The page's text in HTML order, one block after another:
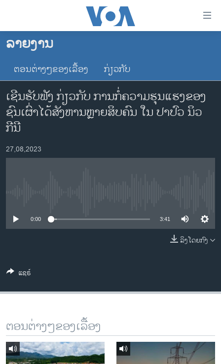
ເຂົ້າ
ຂ້າມ
ຂ້າມ
ໄປ
ຫາ
ຊອກ
ໂຮມເພຈ
ລາວ
ອາເມຣິກາ
ການເລືອກຕັ້ງ ປະທານາທີບໍດີ ສະຫະລັດ 2024
ຂ່າວ​ຈີນ
ເອເຊຍ
ວິທະຍາສາດ-ເທັກໂນໂລຈີ
ພາສາອັງກິດ
ລາຍການກະຈາຍສຽງ
ລາຍງານ
ຕິດຕາມພວກເຮົາ ທີ່
ລາຍງານ
ຕອນຕ່າງໆຂອງເລື້ອງ ກ່ຽວກັບ
ເຊີນຮັບຟັງ ກ່ຽວກັບ ການກໍ່ຄວາມຮຸນແຮງຂອງ
ຊົນເຜົ່າໄດ້ສັງຫານຫຼາຍສິບຄົນ ໃນ ປາປົວ ນິວ
ກີນີ
27,08,2023
0:00 3:41
ລິງໂດຍກົງ
ແຊຣ໌
ຕອນຕ່າງໆຂອງເລື້ອງ